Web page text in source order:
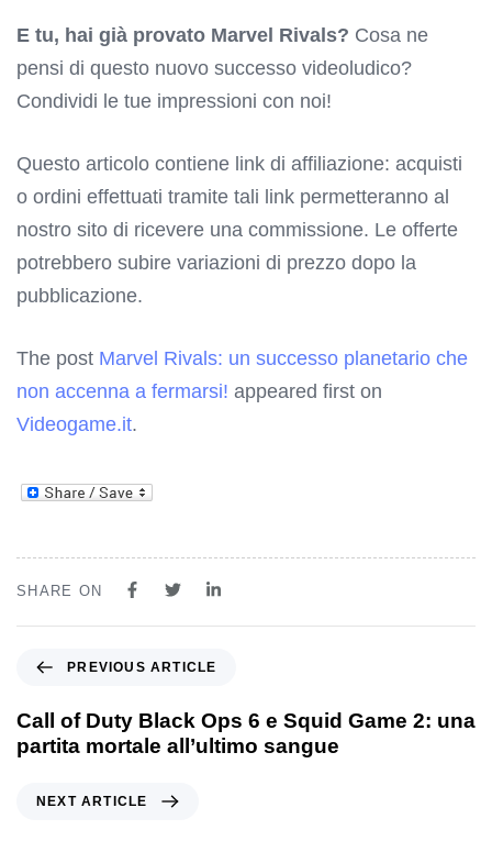
E tu, hai già provato Marvel Rivals? Cosa ne
pensi di questo nuovo successo videoludico?
Condividi le tue impressioni con noi!
Questo articolo contiene link di affiliazione: acquisti
o ordini effettuati tramite tali link permetteranno al
nostro sito di ricevere una commissione. Le offerte
potrebbero subire variazioni di prezzo dopo la
pubblicazione.
The post Marvel Rivals: un successo planetario che
non accenna a fermarsi! appeared first on
Videogame.it.
SHARE ON
PREVIOUS ARTICLE
Call of Duty Black Ops 6 e Squid Game 2: una
partita mortale all’ultimo sangue
NEXT ARTICLE